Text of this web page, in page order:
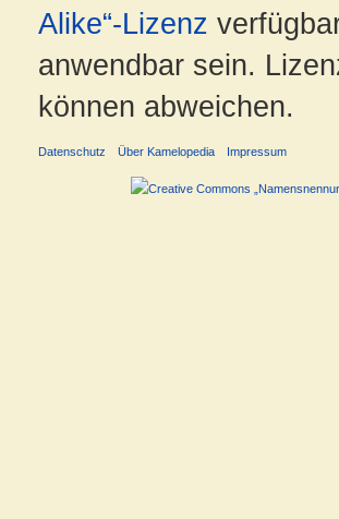
Alike“-Lizenz
anwendbar sein.
können abweichen.
Datenschutz Über Kamelopedia Impressum